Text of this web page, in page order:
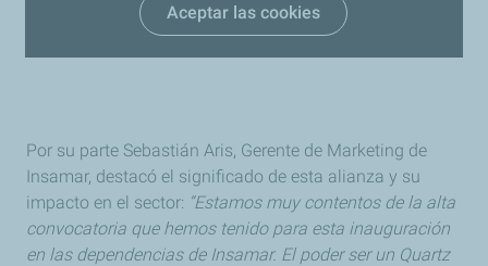
Aceptar las cookies
Por su parte Sebastián Aris, Gerente de Marketing de
Insamar, destacó el significado de esta alianza y su
impacto en el sector: “Estamos muy contentos de la alta
convocatoria que hemos tenido para esta inauguración
en las dependencias de Insamar. El poder ser un Quartz